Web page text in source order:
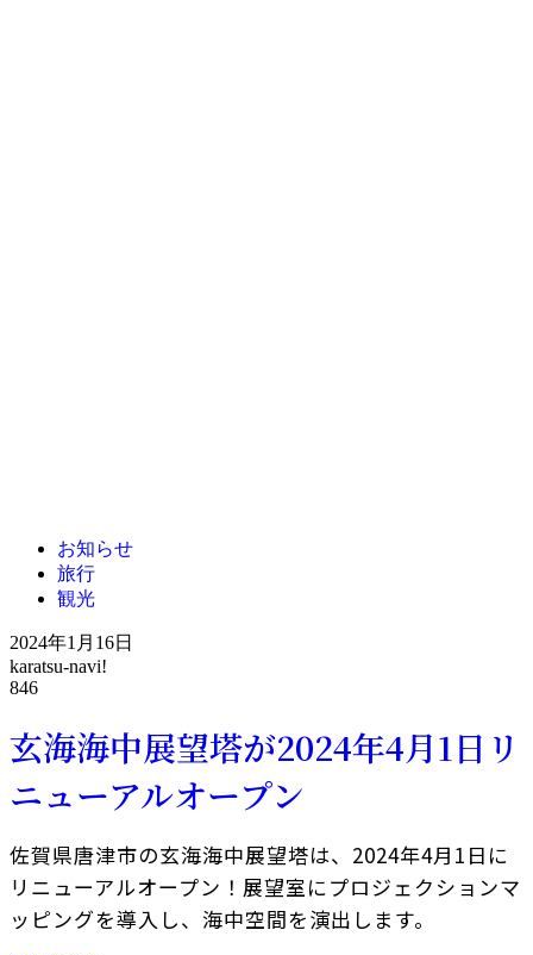
お知らせ
旅行
観光
2024年1月16日
karatsu-navi!
846
玄海海中展望塔が2024年4月1日リ
ニューアルオープン
佐賀県唐津市の玄海海中展望塔は、2024年4月1日に
リニューアルオープン！展望室にプロジェクションマ
ッピングを導入し、海中空間を演出します。